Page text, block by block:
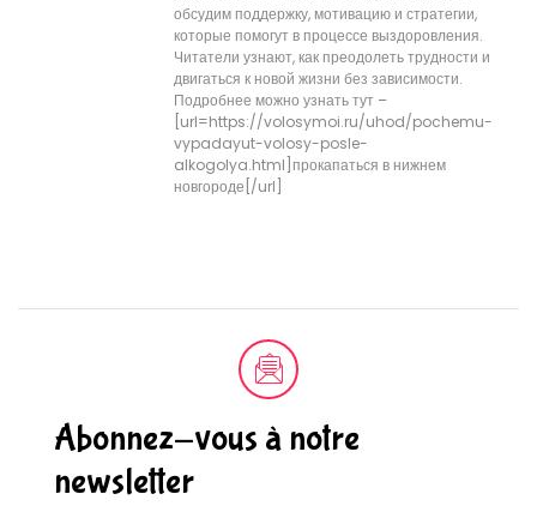
обсудим поддержку, мотивацию и стратегии,
которые помогут в процессе выздоровления.
Читатели узнают, как преодолеть трудности и
двигаться к новой жизни без зависимости.
Подробнее можно узнать тут –
[url=https://volosymoi.ru/uhod/pochemu-
vypadayut-volosy-posle-
alkogolya.html]прокапаться в нижнем
новгороде[/url]
Abonnez-vous à notre
newsletter